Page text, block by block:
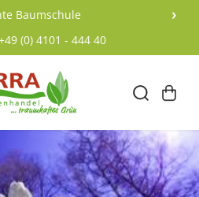
Baumschule ›
(0) 4101 - 444 40